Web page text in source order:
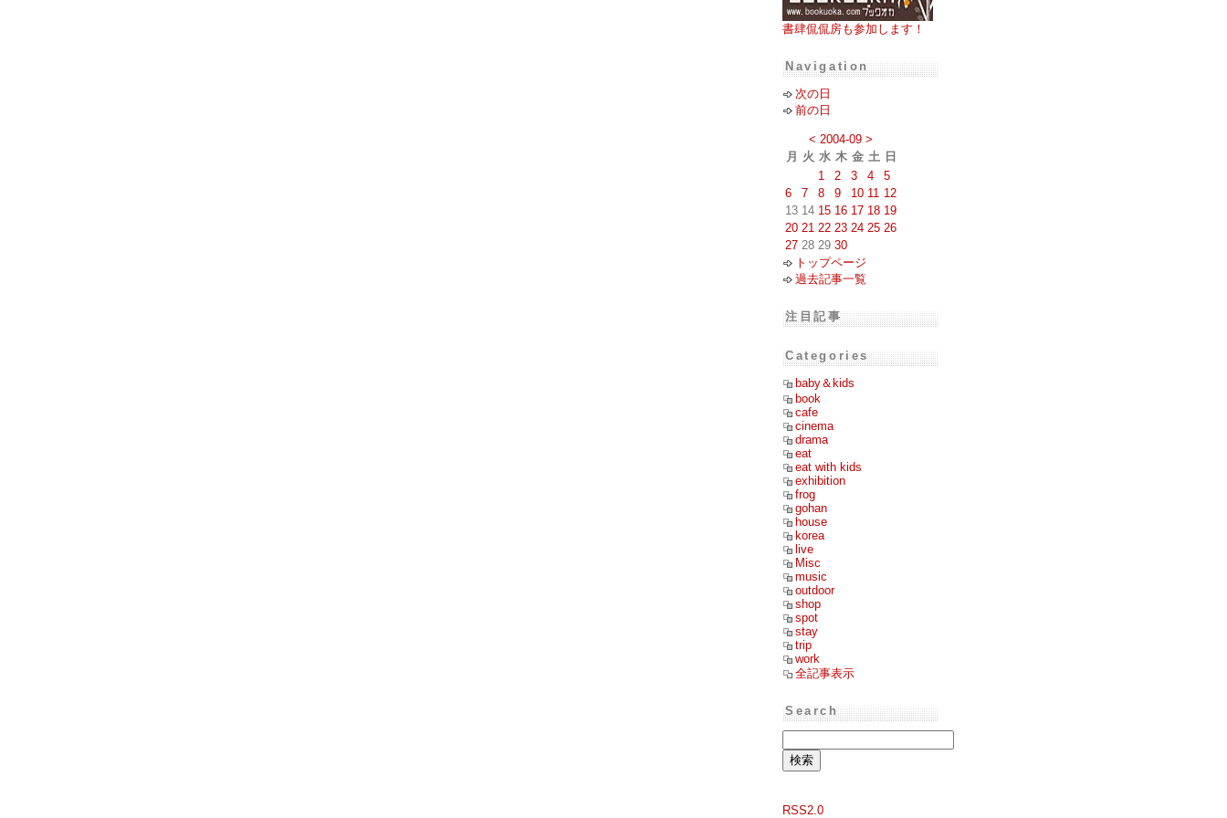
書肆侃侃房も参加します！
Navigation
次の日
前の日
< 2004-09 >
月
火 水 木 金 土 日
1
2 3 4
5
6
7 8 9 10 11 12
13 14 15 16 17 18 19
20 21 22 23 24 25 26
27 28 29 30
トップページ
過去記事一覧
注目記事
Categories
baby＆kids
book
cafe
cinema
drama
eat
eat with kids
exhibition
frog
gohan
house
korea
live
Misc
music
outdoor
shop
spot
stay
trip
work
全記事表示
Search
RSS2.0